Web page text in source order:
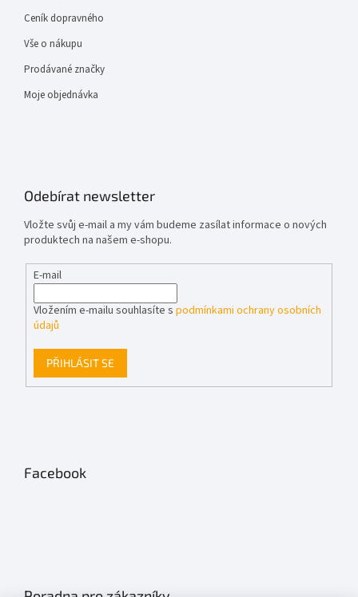
Ceník dopravného
Vše o nákupu
Prodávané značky
Moje objednávka
Odebírat newsletter
Vložte svůj e-mail a my vám budeme zasílat informace o nových
produktech na našem e-shopu.
E-mail
Vložením e-mailu souhlasíte s podmínkami ochrany osobních
údajů
PŘIHLÁSIT SE
Facebook